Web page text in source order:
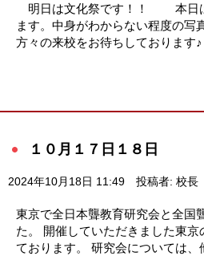
明日は文化祭です！！ 本日は
ます。中身がわからない程度の
方々の来校をお待ちしておりま
１０月１７日１８日
2024年10月18日 11:49 投稿者: 校長
東京で全日本聾教育研究会と全国
た。 開催していただきました東京
ております。 研究会については